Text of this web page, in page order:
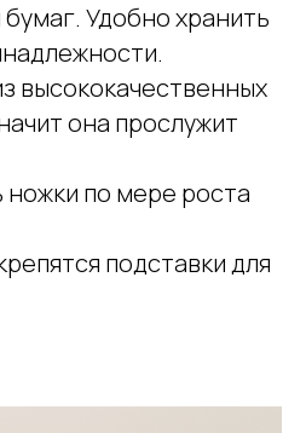
Удобно хранить
высококачественных
она прослужит
по мере роста
подставки для